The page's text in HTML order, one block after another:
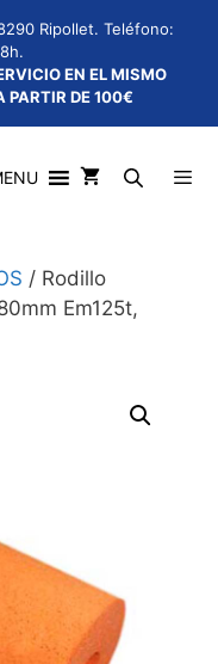
Ripollet. Teléfono:
EN EL MISMO
PARTIR DE 100€
/ Rodillo
Em125t,